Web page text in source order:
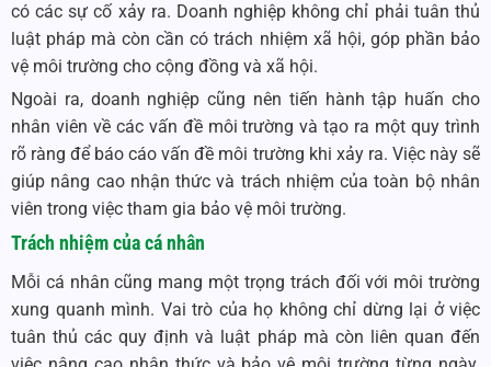
có các sự cố xảy ra. Doanh nghiệp không chỉ phải tuân thủ
luật pháp mà còn cần có trách nhiệm xã hội, góp phần bảo
vệ môi trường cho cộng đồng và xã hội.
Ngoài ra, doanh nghiệp cũng nên tiến hành tập huấn cho
nhân viên về các vấn đề môi trường và tạo ra một quy trình
rõ ràng để báo cáo vấn đề môi trường khi xảy ra. Việc này sẽ
giúp nâng cao nhận thức và trách nhiệm của toàn bộ nhân
viên trong việc tham gia bảo vệ môi trường.
Trách nhiệm của cá nhân
Mỗi cá nhân cũng mang một trọng trách đối với môi trường
xung quanh mình. Vai trò của họ không chỉ dừng lại ở việc
tuân thủ các quy định và luật pháp mà còn liên quan đến